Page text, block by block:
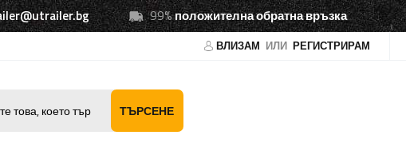
99%положителна обратна връзка
ВЛИЗАМ ИЛИ РЕГИСТРИРАМ
ТЪРСЕНЕ